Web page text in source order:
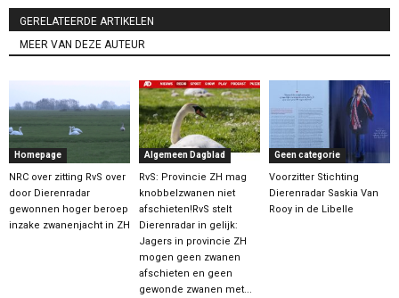
GERELATEERDE ARTIKELEN
MEER VAN DEZE AUTEUR
Homepage
NRC over zitting RvS over
door Dierenradar
gewonnen hoger beroep
inzake zwanenjacht in ZH
Algemeen Dagblad
RvS: Provincie ZH mag
knobbelzwanen niet
afschieten!RvS stelt
Dierenradar in gelijk:
Jagers in provincie ZH
mogen geen zwanen
afschieten en geen
gewonde zwanen met...
Geen categorie
Voorzitter Stichting
Dierenradar Saskia Van
Rooy in de Libelle